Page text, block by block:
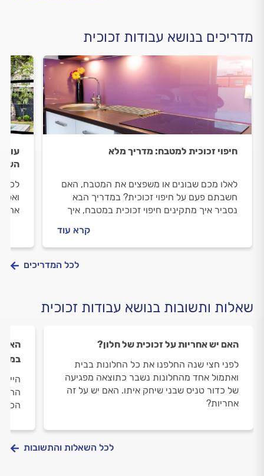
מדריכים בנושא עבודות זכוכית
חיפוי זכוכית למטבח: מדריך מלא
לאלו מכם שבונים או משפצים את המטבח, האם
חשבתם פעם על חיפוי זכוכית? במדריך הבא
נסביר איך מתקינים חיפוי זכוכית במטבח, איך
קרא עוד
לכל
אחת
לכל המדריכים
שאלות ותשובות בנושא עבודות זכוכית
האם יש אחריות על זכוכית של חלון?
לפני חצי שנה החלפנו את כל החלונות בבית
ואתמול אחד מהחלונות נשבר כתוצאה מפגיעה
של כדור טניס שבני שיחק איתו. האם יש על זה
אחריות?
האם
היי,
לכל השאלות והתשובות